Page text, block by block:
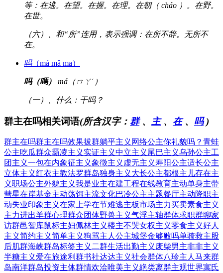
等：在逃。在望。在握。在理。在朝（ cháo ）。在野。
在世。
（六）、和“所”连用，表示强调：在所不辞。无所不
在。
吗（má mǎ ma）
吗（嗎） má（ㄇㄚˊ）
（一）、什么：干吗？
群主在吗相关词语(所含汉字： 群、 主、 在、 吗)
群主在吗群主在吗效果拔群躺平主义 网络公主你礼貌吗？ 青蛙
公主吃瓜群众霸凌主义 实证主义中立主义 尾巴主义乌孙公主工
团主义一包在内象征主义象徵主义 虚无主义寿阳公主适长公主
立体主义红衣主教法罗群岛独身主义 大长公主都根主儿存在主
义职场公主外貌主义我是业主在建工程在线教育主动单身主带
彗星在岸基金主动荡饵主流文化巴冷公主主题餐厅主动降职主
动失业印象主义在家上学在节难逃主板市场主力买卖素食主义
主力进出羊群心理群众团体野兽主义气浮主轴群体求职群聊家
访群邑智库鼠标主妇佩林主义楼主不哭女权主义零食主义好人
主义简约主义简单主义狗骂主人 公主城堡金够败吗单骑救主股
后肌群海峡群岛标签主义 二群生活出勤主义 废柴男主非非主义
半糖主义 爱在旅途利群书社达达主义社会群体八珍主人 马来群
岛南洋群岛投资主体群情欢洽唯美主义絶类离群主观世界寓氏